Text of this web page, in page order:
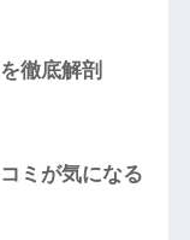
徹底解剖
ミが気になる